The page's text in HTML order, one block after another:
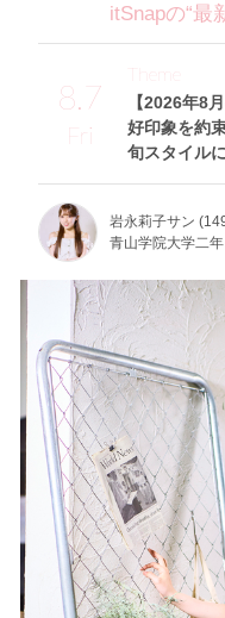
itSnapの“最
8.7
Fri
【2026年8
好印象を約
旬スタイル
Theme
岩永莉子サン
青山学院大学二